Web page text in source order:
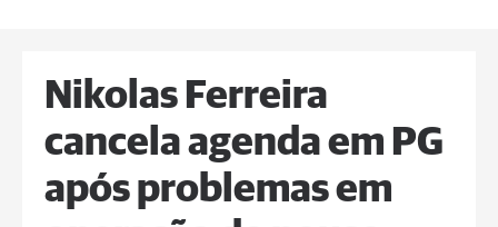
Nikolas Ferreira
cancela agenda em PG
após problemas em